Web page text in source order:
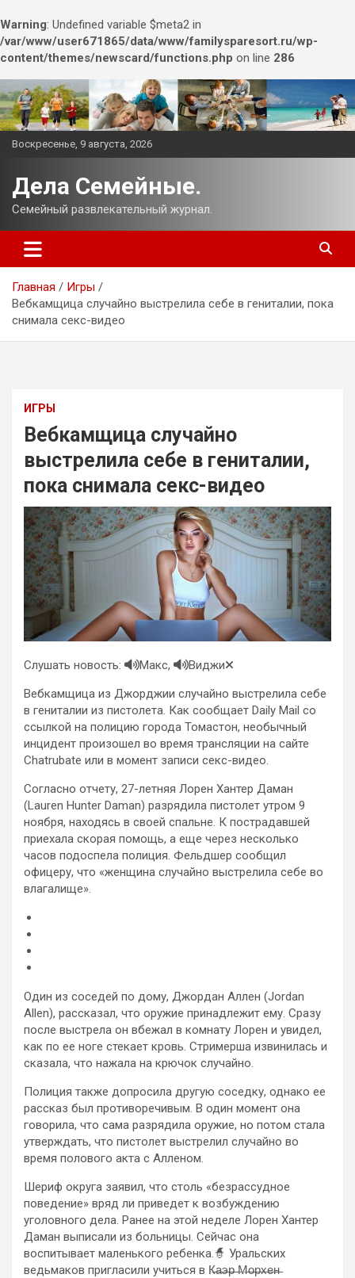
Warning: Undefined variable $meta2 in
/var/www/user671865/data/www/familysparesort.ru/wp-
content/themes/newscard/functions.php on line 286
Перейти
к
содержимому
Воскресенье, 9 августа, 2026
Дела Семейные.
Семейный развлекательный журнал.
Главная
Игры
Вебкамщица случайно выстрелила себе в гениталии, пока
снимала секс-видео
ИГРЫ
Вебкамщица случайно
выстрелила себе в гениталии,
пока снимала секс-видео
Слушать новость: Макс,
Виджи
Вебкамщица из Джорджии случайно выстрелила себе
в гениталии из пистолета. Как сообщает Daily Mail со
ссылкой на полицию города Томастон, необычный
инцидент произошел во время трансляции на сайте
Chatrubate или в момент записи секс-видео.
Согласно отчету, 27-летняя Лорен Хантер Даман
(Lauren Hunter Daman) разрядила пистолет утром 9
ноября, находясь в своей спальне. К пострадавшей
приехала скорая помощь, а еще через несколько
часов подоспела полиция. Фельдшер сообщил
офицеру, что «женщина случайно выстрелила себе во
влагалище».
Один из соседей по дому, Джордан Аллен (Jordan
Allen), рассказал, что оружие принадлежит ему. Сразу
после выстрела он вбежал в комнату Лорен и увидел,
как по ее ноге стекает кровь. Стримерша извинилась и
сказала, что нажала на крючок случайно.
Полиция также допросила другую соседку, однако ее
рассказ был противоречивым. В один момент она
говорила, что сама разрядила оружие, но потом стала
утверждать, что пистолет выстрелил случайно во
время полового акта с Алленом.
Шериф округа заявил, что столь «безрассудное
поведение» вряд ли приведет к возбуждению
уголовного дела. Ранее на этой неделе Лорен Хантер
Даман выписали из больницы. Сейчас она
воспитывает маленького ребенка.🧙 Уральских
ведьмаков пригласили учиться в К̶а̶э̶р̶ ̶М̶о̶р̶х̶е̶н̶